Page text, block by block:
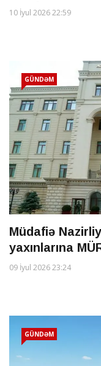
10 İyul 2026 22:59
GÜNDƏM
Müdafiə
yaxınlarına
09 İyul 2026 23:24
GÜNDƏM